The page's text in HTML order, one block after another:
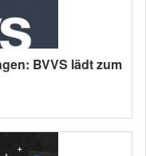
BVVS lädt zum